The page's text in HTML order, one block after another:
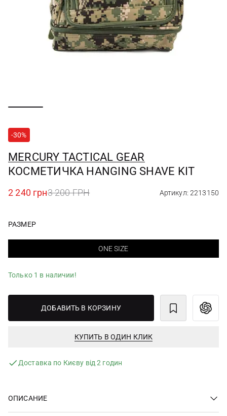
-30%
MERCURY TACTICAL GEAR
КОСМЕТИЧКА HANGING SHAVE KIT
2 240 грн3 200 ГРН Артикул: 2213150
РАЗМЕР
ONE SIZE
Только 1 в наличии!
ДОБАВИТЬ В КОРЗИНУ
КУПИТЬ В ОДИН КЛИК
Доставка по Києву від 2 годин
ОПИСАНИЕ